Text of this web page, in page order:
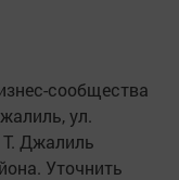
сообщества
ул.
Т. Джалиль
Уточнить